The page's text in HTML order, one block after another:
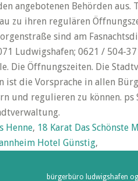
angebotenen Behörden
zu ihren regulären
sind am
Ludwigshafen; 0621 / 504-
Die Öffnungszeiten. Die
ist die Vorsprache in allen
und regulieren zu können.
Henne, 18 Karat Das Schönste
Hotel Günstig,
bürgerbüro ludwigshafen